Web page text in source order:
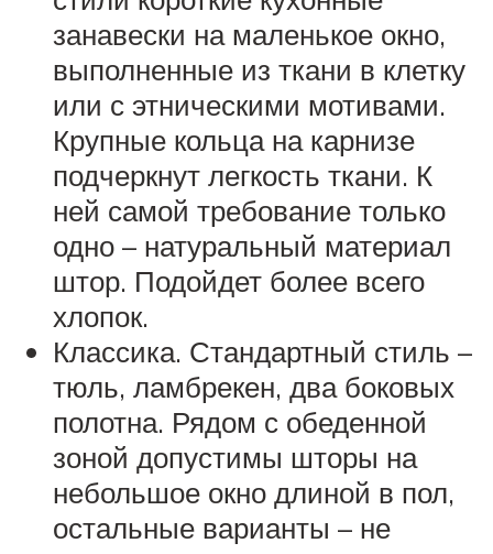
занавески на маленькое окно,
выполненные из ткани в клетку
или с этническими мотивами.
Крупные кольца на карнизе
подчеркнут легкость ткани. К
ней самой требование только
одно – натуральный материал
штор. Подойдет более всего
хлопок.
Классика. Стандартный стиль –
тюль, ламбрекен, два боковых
полотна. Рядом с обеденной
зоной допустимы шторы на
небольшое окно длиной в пол,
остальные варианты – не